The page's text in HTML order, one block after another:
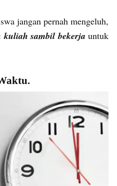
jangan pernah mengeluh,
kuliah sambil bekerja untuk